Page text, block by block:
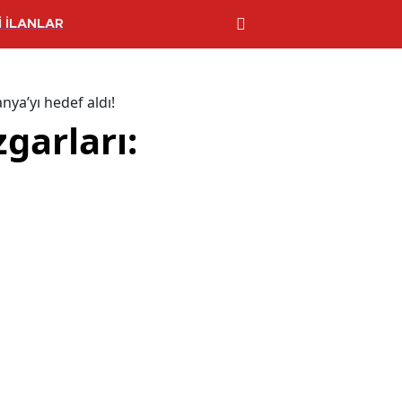
İLANLAR
hedef aldı!